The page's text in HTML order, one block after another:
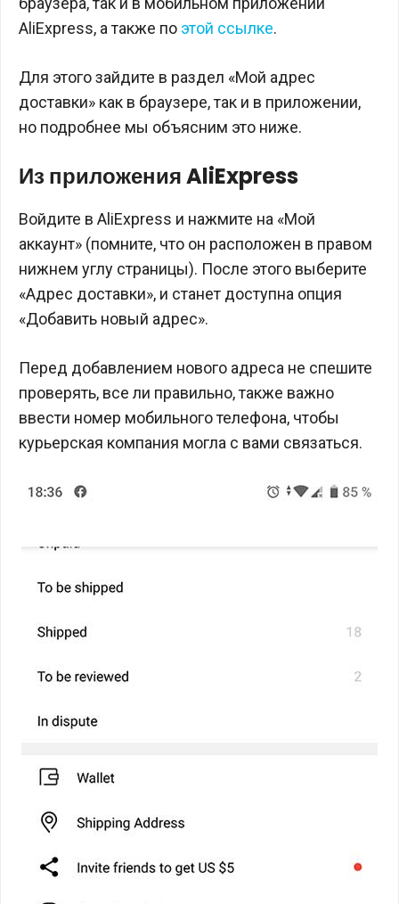
AliExpress, а также по этой ссылке.
Для этого зайдите в раздел «Мой адрес
доставки» как в браузере, так и в приложении,
но подробнее мы объясним это ниже.
Из приложения AliExpress
Войдите в AliExpress и нажмите на «Мой
аккаунт» (помните, что он расположен в правом
нижнем углу страницы). После этого выберите
«Адрес доставки», и станет доступна опция
«Добавить новый адрес».
Перед добавлением нового адреса не спешите
проверять, все ли правильно, также важно
ввести номер мобильного телефона, чтобы
курьерская компания могла с вами связаться.